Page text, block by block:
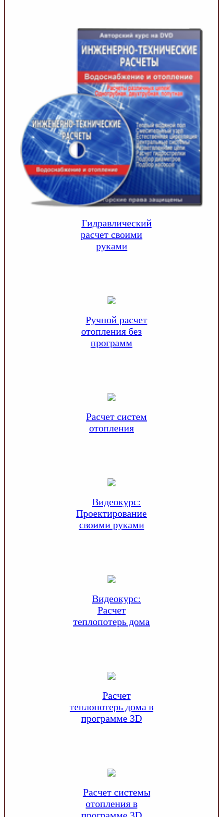
Гидравлический
расчет своими
руками
Ручной расчет
отопления без
программ
Расчет систем
отопления
Видеокурс:
Проектирование
своими руками
Видеокурс:
Расчет
теплопотерь дома
Расчет
теплопотерь дома в
программе 3D
Расчет системы
отопления в